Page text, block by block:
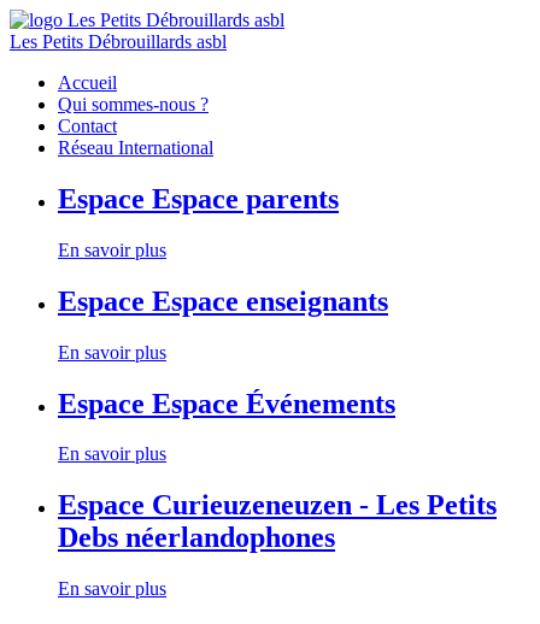
Les Petits Débrouillards asbl
Accueil
Qui sommes-nous ?
Contact
Réseau International
Espace Espace parents
En savoir plus
Espace Espace enseignants
En savoir plus
Espace Espace Événements
En savoir plus
Espace Curieuzeneuzen - Les Petits
Debs néerlandophones
En savoir plus